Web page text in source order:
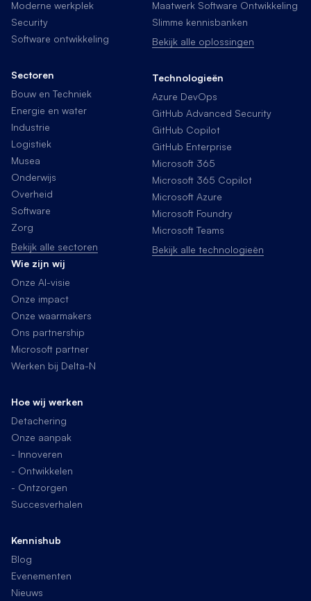
Moderne werkplek
Security
Software ontwikkeling
Sectoren
Bouw en Techniek
Energie en water
Industrie
Logistiek
Musea
Onderwijs
Overheid
Software
Zorg
Bekijk alle sectoren
Maatwerk Software Ontwikkeling
Slimme kennisbanken
Bekijk alle oplossingen
Technologieën
Azure DevOps
GitHub Advanced Security
GitHub Copilot
GitHub Enterprise
Microsoft 365
Microsoft 365 Copilot
Microsoft Azure
Microsoft Foundry
Microsoft Teams
Bekijk alle technologieën
Wie zijn wij
Onze AI-visie
Onze impact
Onze waarmakers
Ons partnership
Microsoft partner
Werken bij Delta-N
Hoe wij werken
Detachering
Onze aanpak
- Innoveren
- Ontwikkelen
- Ontzorgen
Succesverhalen
Kennishub
Blog
Evenementen
Nieuws